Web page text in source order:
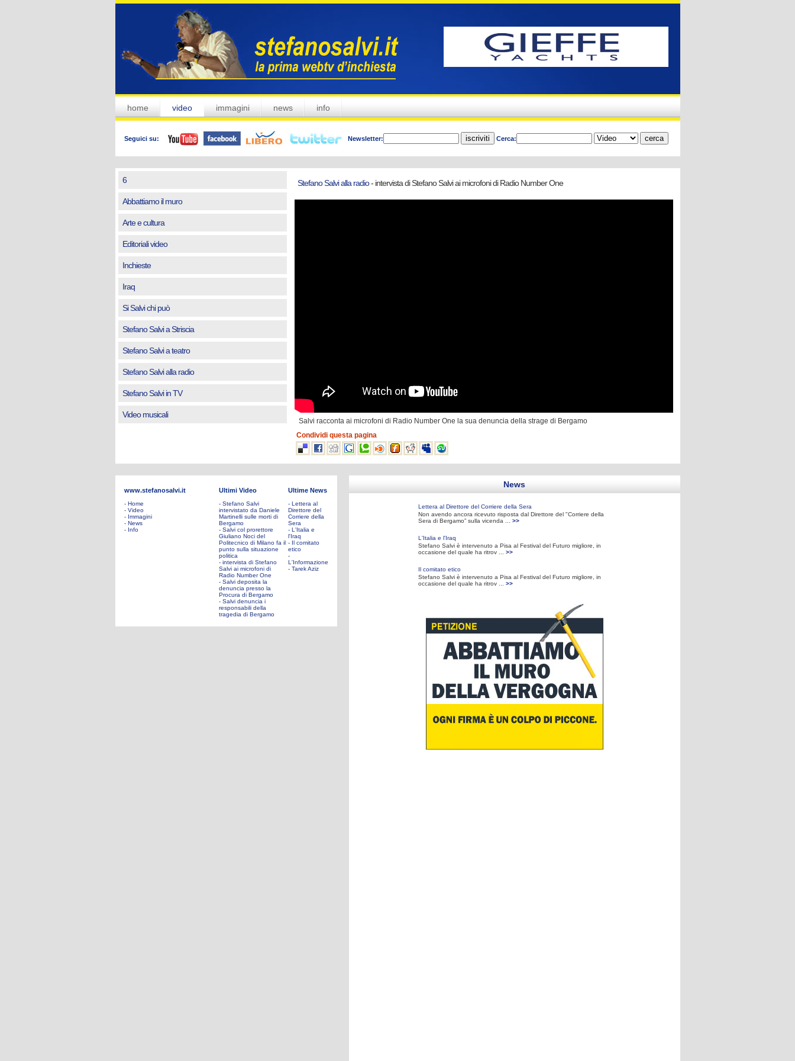
home video immagini news info
Seguici su: Newsletter: Cerca:
6
Abbattiamo il muro
Arte e cultura
Editoriali video
Inchieste
Iraq
Si Salvi chi può
Stefano Salvi a Striscia
Stefano Salvi a teatro
Stefano Salvi alla radio
Stefano Salvi in TV
Video musicali
Stefano Salvi alla radio- intervista di Stefano Salvi ai microfoni di Radio Number One
Salvi racconta ai microfoni di Radio Number One la sua denuncia della strage di Bergamo
Condividi questa pagina
www.stefanosalvi.it
- Home
- Video
- Immagini
- News
- Info
Ultimi Video
- Stefano Salvi
intervistato da Daniele
Martinelli sulle morti di
Bergamo
- Salvi col prorettore
Giuliano Noci del
Politecnico di Milano fa il
punto sulla situazione
politica
- intervista di Stefano
Salvi ai microfoni di
Radio Number One
- Salvi deposita la
denuncia presso la
Procura di Bergamo
- Salvi denuncia i
responsabili della
tragedia di Bergamo
Ultime News
- Lettera al
Direttore del
Corriere della
Sera
- L'Italia e
l'Iraq
- Il comitato
etico
-
L'Informazione
- Tarek Aziz
News
Lettera al Direttore del Corriere della Sera
Non avendo ancora ricevuto risposta dal Direttore del "Corriere della
Sera di Bergamo” sulla vicenda ...
>>
L'Italia e l'Iraq
Stefano Salvi è intervenuto a Pisa al Festival del Futuro migliore, in
occasione del quale ha ritrov ...
>>
Il comitato etico
Stefano Salvi è intervenuto a Pisa al Festival del Futuro migliore, in
occasione del quale ha ritrov ...
>>